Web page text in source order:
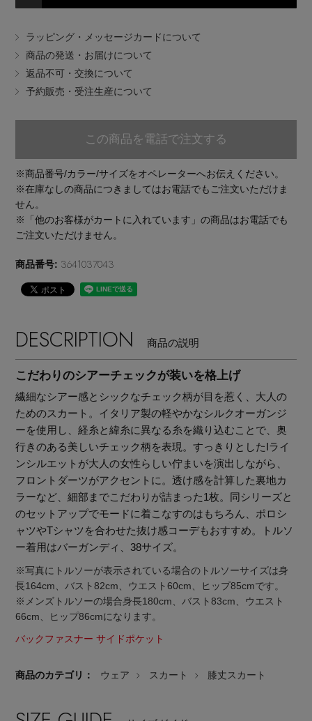
レッグウェア
ポーチ
チャーム・ストラップ
その他(傘・ハンカチ・時計など)
BRAND NEWS
HOT STYLE
PERSONAL COLOR
エディター厳選ギフト
【エディターズ・エッセンシャル】
ラッピング・メッセージカードについて
商品の発送・お届けについて
返品不可・交換について
予約販売・受注生産について
この商品を電話で注文する
※商品番号/カラー/サイズをオペレーターへお伝えください。
※在庫なしの商品につきましてはお電話でもご注文いただけま
せん。
※「他のお客様がカートに入れています」の商品はお電話でも
ご注文いただけません。
商品番号: 3641037043
DESCRIPTION 商品の説明
こだわりのシアーチェックが装いを格上げ
繊細なシアー感とシックなチェック柄が目を惹く、大人の
ためのスカート。イタリア製の軽やかなシルクオーガンジ
ーを使用し、経糸と緯糸に異なる糸を織り込むことで、奥
行きのある美しいチェック柄を表現。すっきりとしたIライ
ンシルエットが大人の女性らしい佇まいを演出しながら、
フロントダーツがアクセントに。透け感を計算した裏地カ
ラーなど、細部までこだわりが詰まった1枚。同シリーズと
のセットアップでモードに着こなすのはもちろん、ポロシ
ャツやTシャツを合わせた抜け感コーデもおすすめ。トルソ
ー着用はバーガンディ、38サイズ。
※写真にトルソーが表示されている場合のトルソーサイズは身
長164cm、バスト82cm、ウエスト60cm、ヒップ85cmです。
※メンズトルソーの場合身長180cm、バスト83cm、ウエスト
66cm、ヒップ86cmになります。
バックファスナー サイドポケット
商品のカテゴリ： ウェア スカート 膝丈スカート